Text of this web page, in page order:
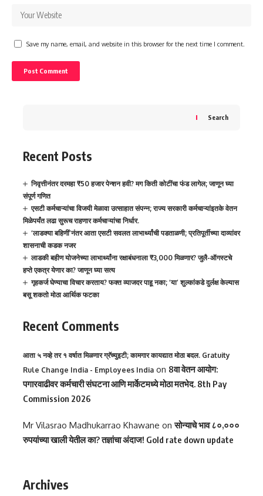
Save my name, email, and website in this browser for the next time I comment.
Search
Recent Posts
निवृत्तीनंतर दरमहा ₹50 हजार पेन्शन हवी? मग किती कोटींचा फंड लागेल; जाणून घ्या
संपूर्ण गणित
एसटी कर्मचाऱ्यांचा विजयी मेळावा उत्साहात संपन्न; राज्य सरकारी कर्मचाऱ्यांइतके वेतन
मिळेपर्यंत लढा सुरूच राहणार कर्मचाऱ्यांचा निर्धार.
‘लाडक्या बहिणीं’नंतर आता एसटी सवलत लाभार्थ्यांची पडताळणी; प्रतिपूर्तीच्या दाव्यांवर
शासनाची कडक नजर
लाडकी बहीण योजनेच्या लाभार्थ्यांना रक्षाबंधनाला ₹3,000 मिळणार? जुलै-ऑगस्टचे
हप्ते एकत्र येणार का? जाणून घ्या सत्य
गृहकर्ज घेण्याचा विचार करताय? फक्त व्याजदर पाहू नका; ‘या’ शुल्कांकडे दुर्लक्ष केल्यास
बसू शकतो मोठा आर्थिक फटका
Recent Comments
आता ५ नव्हे तर १ वर्षात मिळणार ग्रॅच्युइटी; कामगार कायद्यात मोठा बदल. Gratuity
Rule Change India - Employees India on 8वा वेतन आयोग:
पगारवाढीवर कर्मचारी संघटना आणि मार्केटमध्ये मोठा मतभेद. 8th Pay
Commission 2026
Mr Vilasrao Madhukarrao Khawane onसोन्याचे भाव ८०,०००
रुपयांच्या खाली येतील का? तज्ञांचा अंदाज! Gold rate down update
Archives